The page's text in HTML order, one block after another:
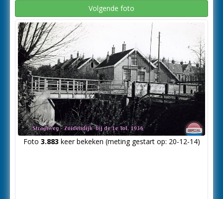
Volgende foto
Foto 3.883 keer bekeken (meting gestart op: 20-12-14)